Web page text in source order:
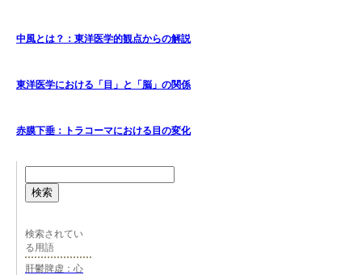
中風とは？：東洋医学的観点からの解説
東洋医学における「目」と「脳」の関係
赤膜下垂：トラコーマにおける目の変化
検索
検索されてい
る用語
肝鬱脾虚：心